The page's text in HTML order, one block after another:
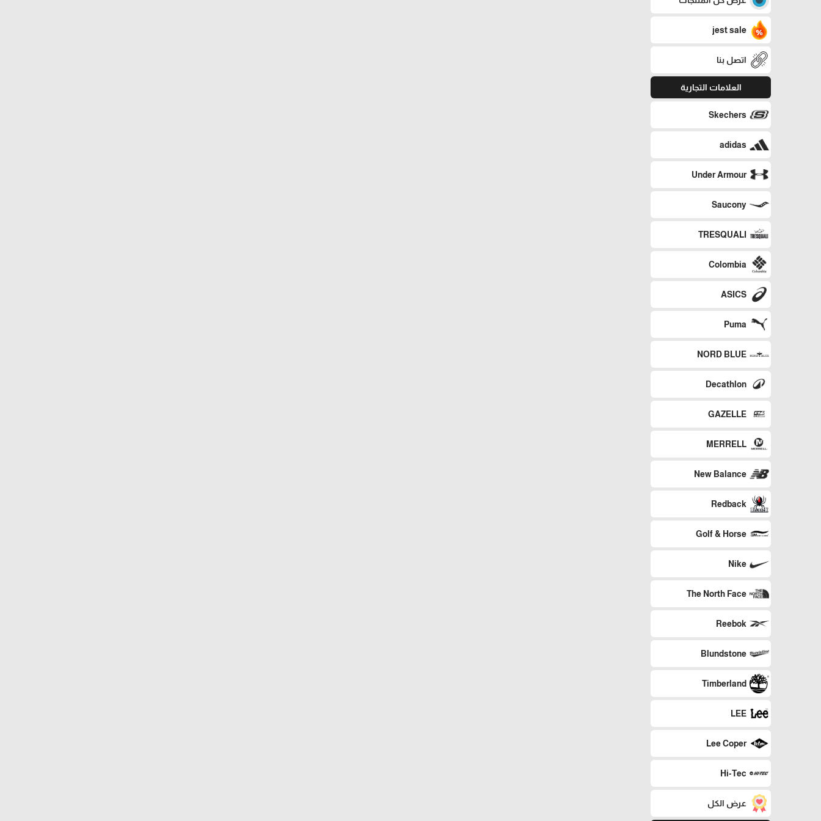
jest sale
اتصل بنا
العلامات التجارية
Skechers
adidas
Under Armour
Saucony
TRESQUALI
Colombia
ASICS
Puma
NORD BLUE
Decathlon
GAZELLE
MERRELL
New Balance
Redback
Golf & Horse
Nike
The North Face
Reebok
Blundstone
Timberland
LEE
Lee Coper
Hi-Tec
عرض الكل